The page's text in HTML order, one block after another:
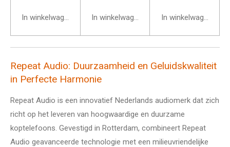
In winkelwagen In winkelwagen In winkelwagen
Repeat Audio: Duurzaamheid en Geluidskwaliteit
in Perfecte Harmonie
Repeat Audio is een innovatief Nederlands audiomerk dat zich
richt op het leveren van hoogwaardige en duurzame
koptelefoons. Gevestigd in Rotterdam, combineert Repeat
Audio geavanceerde technologie met een milieuvriendelijke